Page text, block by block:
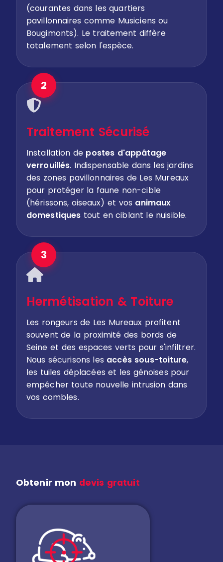
(courantes dans les quartiers
pavillonnaires comme Musiciens ou
Bougimonts). Le traitement diffère
totalement selon l'espèce.
2
Traitement Sécurisé
Installation de postes d'appâtage
verrouillés. Indispensable dans les jardins
des zones pavillonnaires de Les Mureaux
pour protéger la faune non-cible
(hérissons, oiseaux) et vos animaux
domestiques tout en ciblant le nuisible.
3
Hermétisation & Toiture
Les rongeurs de Les Mureaux profitent
souvent de la proximité des bords de
Seine et des espaces verts pour s'infiltrer.
Nous sécurisons les accès sous-toiture,
les tuiles déplacées et les génoises pour
empêcher toute nouvelle intrusion dans
vos combles.
Obtenir mon devis gratuit